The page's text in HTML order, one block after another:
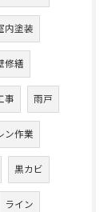
内塗装
修繕
事 雨戸
ン作業
黒カビ
ライン